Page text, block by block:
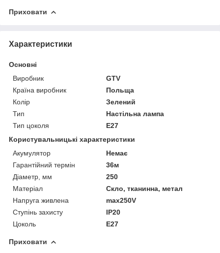
Приховати
Характеристики
Основні
Виробник
GTV
Країна виробник
Польща
Колір
Зелений
Тип
Настільна лампа
Тип цоколя
E27
Користувальницькі характеристики
Акумулятор
Немає
Гарантійний термін
36м
Діаметр, мм
250
Матеріал
Скло, тканинна, метал
Напруга живлена
max250V
Ступінь захисту
IP20
Цоколь
E27
Приховати